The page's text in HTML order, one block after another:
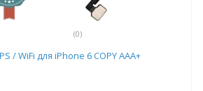
(0)
/ WiFi для iPhone 6 COPY AAA+